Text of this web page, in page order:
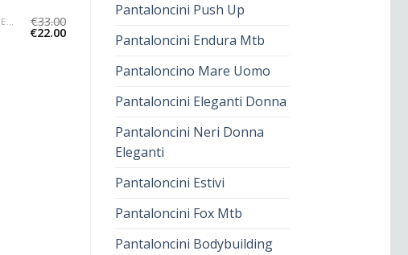
Pantaloncini Push Up
Pantaloncini Endura Mtb
Pantaloncino Mare Uomo
Pantaloncini Eleganti Donna
Pantaloncini Neri Donna
Eleganti
Pantaloncini Estivi
Pantaloncini Fox Mtb
Pantaloncini Bodybuilding
PANTALONCINO JEANS €33.00
€22.00